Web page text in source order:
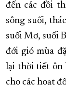
đến các đồi
sông suối,
suối Mơ, suối
đới gió mùa
lại thời tiết ôn
cho các hoạt